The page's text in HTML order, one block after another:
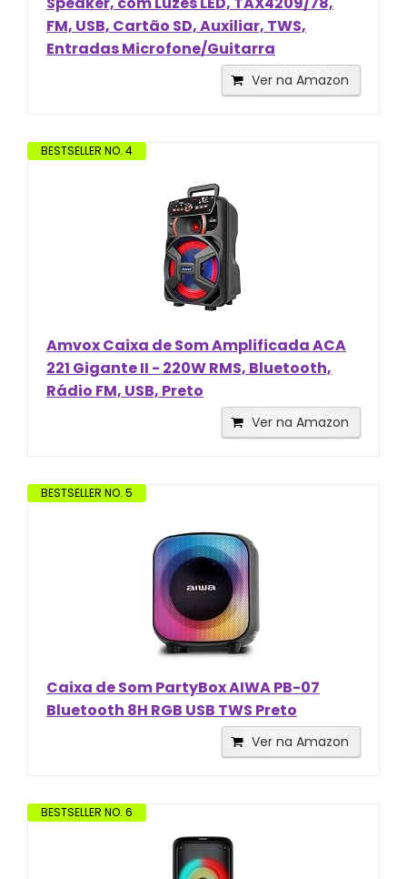
FM, USB, Cartão SD, Auxiliar, TWS,
Entradas Microfone/Guitarra
Ver na Amazon
BESTSELLER NO. 4
Amvox Caixa de Som Amplificada ACA
221 Gigante II - 220W RMS, Bluetooth,
Rádio FM, USB, Preto
Ver na Amazon
BESTSELLER NO. 5
Caixa de Som PartyBox AIWA PB-07
Bluetooth 8H RGB USB TWS Preto
Ver na Amazon
BESTSELLER NO. 6